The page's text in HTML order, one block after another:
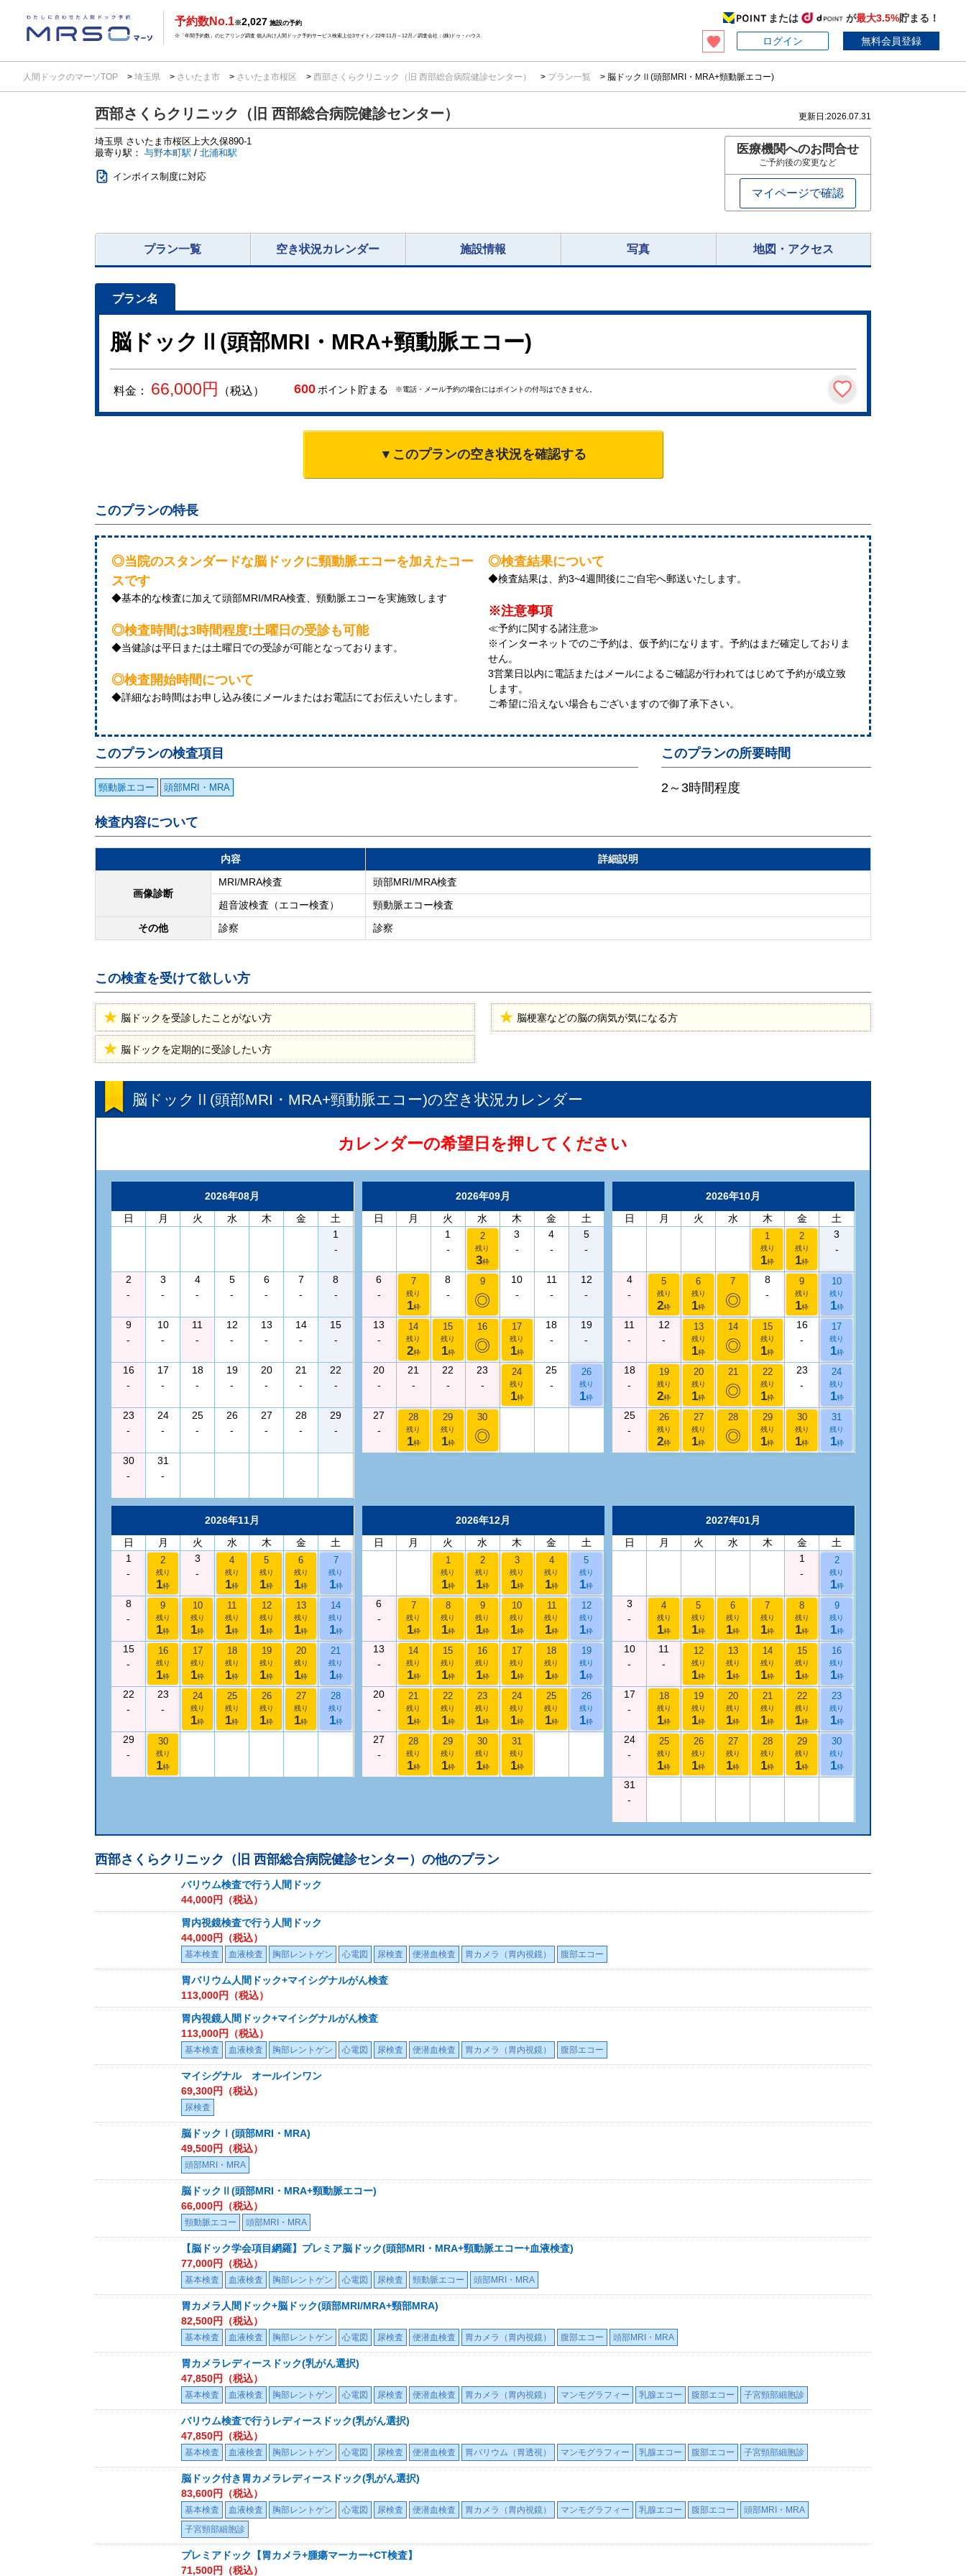
予約数No.1※2,027 施設の予約
※「年間予約数」のヒアリング調査 個人向け人間ドック予約サービス検索上位3サイト／22年11月～12月／調査会社：(株)ドゥ・ハウス
または が最大3.5%貯まる！
ログイン
無料会員登録
人間ドックのマーソTOP 埼玉県 さいたま市 さいたま市桜区 西部さくらクリニック（旧 西部総合病院健診センター） プラン一覧 脳ドックⅡ(頭部MRI・MRA+頸動脈エコー)
西部さくらクリニック（旧 西部総合病院健診センター） 更新日:2026.07.31
埼玉県 さいたま市桜区上大久保890-1
最寄り駅： 与野本町駅 / 北浦和駅
インボイス制度に対応
医療機関へのお問合せ
ご予約後の変更など
マイページで確認
プラン一覧 空き状況カレンダー 施設情報 写真 地図・アクセス
脳ドックⅡ(頭部MRI・MRA+頸動脈エコー)
料金： 66,000円 （税込） 600 ポイント貯まる ※電話・メール予約の場合にはポイントの付与はできません。
▼このプランの空き状況を確認する
このプランの特長
◎当院のスタンダードな脳ドックに頸動脈エコーを加えたコー
スです
◆基本的な検査に加えて頭部MRI/MRA検査、頸動脈エコーを実施致します
◎検査時間は3時間程度!土曜日の受診も可能
◆当健診は平日または土曜日での受診が可能となっております。
◎検査開始時間について
◆詳細なお時間はお申し込み後にメールまたはお電話にてお伝えいたします。
◎検査結果について
◆検査結果は、約3~4週間後にご自宅へ郵送いたします。
※注意事項
≪予約に関する諸注意≫
※インターネットでのご予約は、仮予約になります。予約はまだ確定しておりま
せん。
3営業日以内に電話またはメールによるご確認が行われてはじめて予約が成立致
します。
ご希望に沿えない場合もございますので御了承下さい。
このプランの所要時間
2～3時間程度
このプランの検査項目
頸動脈エコー 頭部MRI・MRA
検査内容について
内容 詳細説明
画像診断
MRI/MRA検査
頭部MRI/MRA検査
超音波検査（エコー検査）
頸動脈エコー検査
その他
診察 診察
この検査を受けて欲しい方
脳ドックを受診したことがない方 脳梗塞などの脳の病気が気になる方
脳ドックを定期的に受診したい方
脳ドックⅡ(頭部MRI・MRA+頸動脈エコー)の空き状況カレンダー
カレンダーの希望日を押してください
2026年08月
日
月 火 水 木 金
土
1
-
2
-
3
-
4
-
5
-
6
-
7
-
8
-
9
-
10
-
11
-
12
-
13
-
14
-
15
-
16
-
17
-
18
-
19
-
20
-
21
-
22
-
23
-
24
-
25
-
26
-
27
-
28
-
29
-
30
-
31
-
2026年09月
日
月 火 水 木 金
土
1
-
2
残り
3枠
3
-
4
-
5
-
6
-
7
残り
1枠
8
-
9
◎
10
-
11
-
12
-
13
-
14
残り
2枠
15
残り
1枠
16
◎
17
残り
1枠
18
-
19
-
20
-
21
-
22
-
23
-
24
残り
1枠
25
-
26
残り
1枠
27
-
28
残り
1枠
29
残り
1枠
30
◎
2026年10月
日
月 火 水 木 金 土
1
残り
1枠
2
残り
1枠
3
-
4
-
5
残り
2枠
6
残り
1枠
7
◎
8
-
9
残り
1枠
10
残り
1枠
11
-
12
-
13
残り
1枠
14
◎
15
残り
1枠
16
-
17
残り
1枠
18
-
19
残り
2枠
20
残り
1枠
21
◎
22
残り
1枠
23
-
24
残り
1枠
25
-
26
残り
2枠
27
残り
1枠
28
◎
29
残り
1枠
30
残り
1枠
31
残り
1枠
2026年11月
日
月 火 水 木 金
土
1
-
2
残り
1枠
3
-
4
残り
1枠
5
残り
1枠
6
残り
1枠
7
残り
1枠
8
-
9
残り
1枠
10
残り
1枠
11
残り
1枠
12
残り
1枠
13
残り
1枠
14
残り
1枠
15
-
16
残り
1枠
17
残り
1枠
18
残り
1枠
19
残り
1枠
20
残り
1枠
21
残り
1枠
22
-
23
-
24
残り
1枠
25
残り
1枠
26
残り
1枠
27
残り
1枠
28
残り
1枠
29
-
30
残り
1枠
2026年12月
日
月 火 水 木 金 土
1
残り
1枠
2
残り
1枠
3
残り
1枠
4
残り
1枠
5
残り
1枠
6
-
7
残り
1枠
8
残り
1枠
9
残り
1枠
10
残り
1枠
11
残り
1枠
12
残り
1枠
13
-
14
残り
1枠
15
残り
1枠
16
残り
1枠
17
残り
1枠
18
残り
1枠
19
残り
1枠
20
-
21
残り
1枠
22
残り
1枠
23
残り
1枠
24
残り
1枠
25
残り
1枠
26
残り
1枠
27
-
28
残り
1枠
29
残り
1枠
30
残り
1枠
31
残り
1枠
2027年01月
日
月 火 水 木 金
土
1
-
2
残り
1枠
3
-
4
残り
1枠
5
残り
1枠
6
残り
1枠
7
残り
1枠
8
残り
1枠
9
残り
1枠
10
-
11
-
12
残り
1枠
13
残り
1枠
14
残り
1枠
15
残り
1枠
16
残り
1枠
17
-
18
残り
1枠
19
残り
1枠
20
残り
1枠
21
残り
1枠
22
残り
1枠
23
残り
1枠
24
-
25
残り
1枠
26
残り
1枠
27
残り
1枠
28
残り
1枠
29
残り
1枠
30
残り
1枠
31
-
西部さくらクリニック（旧 西部総合病院健診センター） の他のプラン
バリウム検査で行う人間ドック
44,000円（税込）
胃内視鏡検査で行う人間ドック
44,000円（税込）
基本検査 血液検査 胸部レントゲン 心電図 尿検査 便潜血検査 胃カメラ（胃内視鏡） 腹部エコー
胃バリウム人間ドック+マイシグナルがん検査
113,000円（税込）
胃内視鏡人間ドック+マイシグナルがん検査
113,000円（税込）
基本検査 血液検査 胸部レントゲン 心電図 尿検査 便潜血検査 胃カメラ（胃内視鏡） 腹部エコー
マイシグナル オールインワン
69,300円（税込）
尿検査
脳ドックⅠ(頭部MRI・MRA)
49,500円（税込）
頭部MRI・MRA
脳ドックⅡ(頭部MRI・MRA+頸動脈エコー)
66,000円（税込）
頸動脈エコー 頭部MRI・MRA
【脳ドック学会項目網羅】プレミア脳ドック(頭部MRI・MRA+頸動脈エコー+血液検査)
77,000円（税込）
基本検査 血液検査 胸部レントゲン 心電図 尿検査 頸動脈エコー 頭部MRI・MRA
胃カメラ人間ドック+脳ドック(頭部MRI/MRA+頸部MRA)
82,500円（税込）
基本検査 血液検査 胸部レントゲン 心電図 尿検査 便潜血検査 胃カメラ（胃内視鏡） 腹部エコー 頭部MRI・MRA
胃カメラレディースドック(乳がん選択)
47,850円（税込）
基本検査 血液検査 胸部レントゲン 心電図 尿検査 便潜血検査 胃カメラ（胃内視鏡） マンモグラフィー 乳腺エコー 腹部エコー 子宮頸部細胞診
バリウム検査で行うレディースドック(乳がん選択)
47,850円（税込）
基本検査 血液検査 胸部レントゲン 心電図 尿検査 便潜血検査 胃バリウム（胃透視） マンモグラフィー 乳腺エコー 腹部エコー 子宮頸部細胞診
脳ドック付き胃カメラレディースドック(乳がん選択)
83,600円（税込）
基本検査 血液検査 胸部レントゲン 心電図 尿検査 便潜血検査 胃カメラ（胃内視鏡） マンモグラフィー 乳腺エコー 腹部エコー
頭部MRI・MRA
子宮頸部細胞診
プレミアドック【胃カメラ+腫瘍マーカー+CT検査】
71,500円（税込）